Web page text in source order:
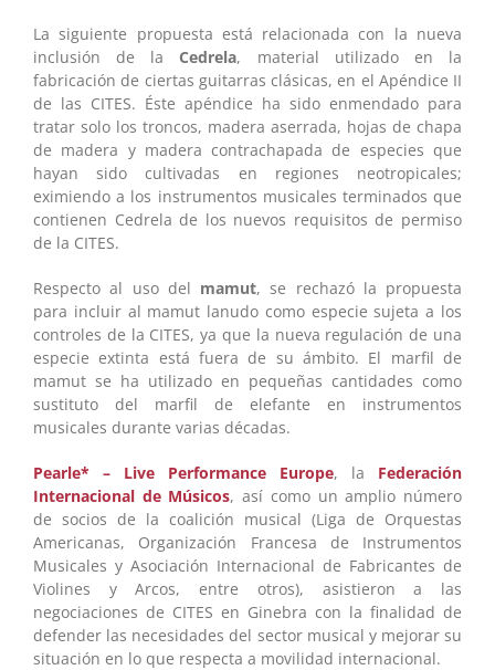
La siguiente propuesta está relacionada con la nueva
inclusión de la Cedrela, material utilizado en la
fabricación de ciertas guitarras clásicas, en el Apéndice II
de las CITES. Éste apéndice ha sido enmendado para
tratar solo los troncos, madera aserrada, hojas de chapa
de madera y madera contrachapada de especies que
hayan sido cultivadas en regiones neotropicales;
eximiendo a los instrumentos musicales terminados que
contienen Cedrela de los nuevos requisitos de permiso
de la CITES.
Respecto al uso del mamut, se rechazó la propuesta
para incluir al mamut lanudo como especie sujeta a los
controles de la CITES, ya que la nueva regulación de una
especie extinta está fuera de su ámbito. El marfil de
mamut se ha utilizado en pequeñas cantidades como
sustituto del marfil de elefante en instrumentos
musicales durante varias décadas.
Pearle* – Live Performance Europe, la Federación
Internacional de Músicos, así como un amplio número
de socios de la coalición musical (Liga de Orquestas
Americanas, Organización Francesa de Instrumentos
Musicales y Asociación Internacional de Fabricantes de
Violines y Arcos, entre otros), asistieron a las
negociaciones de CITES en Ginebra con la finalidad de
defender las necesidades del sector musical y mejorar su
situación en lo que respecta a movilidad internacional.